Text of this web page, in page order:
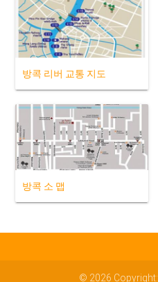
방콕 리버 교통 지도
방콕 소 맵
© 2026 Copyright: